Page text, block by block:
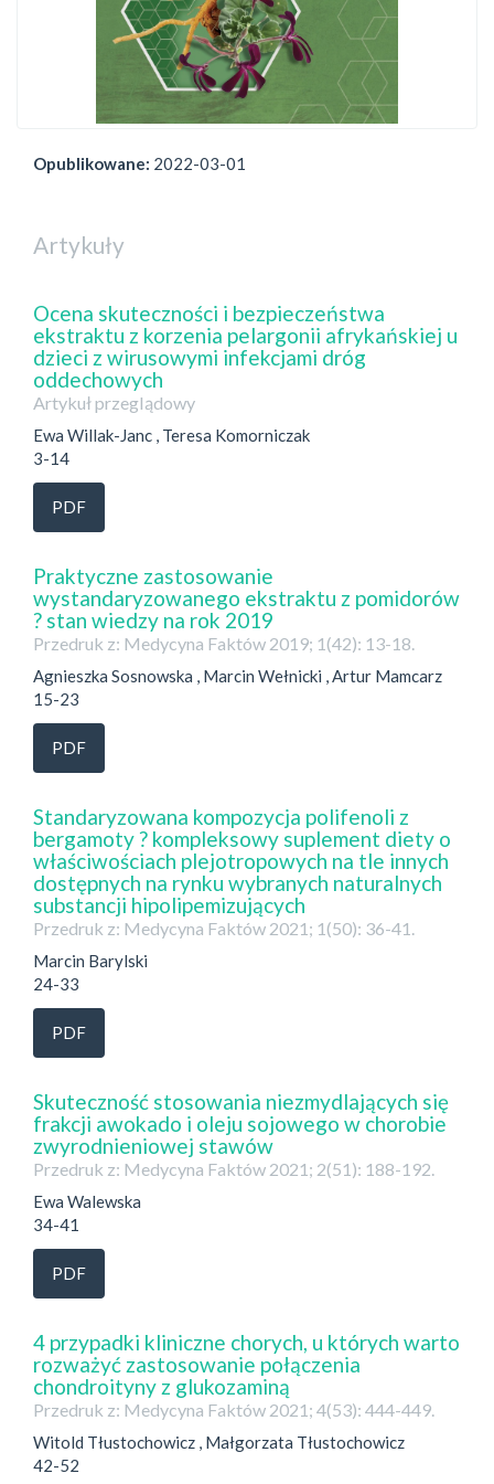
Opublikowane: 2022-03-01
Artykuły
Ocena skuteczności i bezpieczeństwa
ekstraktu z korzenia pelargonii afrykańskiej u
dzieci z wirusowymi infekcjami dróg
oddechowych
Artykuł przeglądowy
Ewa Willak-Janc , Teresa Komorniczak
3-14
PDF
Praktyczne zastosowanie
wystandaryzowanego ekstraktu z pomidorów
? stan wiedzy na rok 2019
Przedruk z: Medycyna Faktów 2019; 1(42): 13-18.
Agnieszka Sosnowska , Marcin Wełnicki , Artur Mamcarz
15-23
PDF
Standaryzowana kompozycja polifenoli z
bergamoty ? kompleksowy suplement diety o
właściwościach plejotropowych na tle innych
dostępnych na rynku wybranych naturalnych
substancji hipolipemizujących
Przedruk z: Medycyna Faktów 2021; 1(50): 36-41.
Marcin Barylski
24-33
PDF
Skuteczność stosowania niezmydlających się
frakcji awokado i oleju sojowego w chorobie
zwyrodnieniowej stawów
Przedruk z: Medycyna Faktów 2021; 2(51): 188-192.
Ewa Walewska
34-41
PDF
4 przypadki kliniczne chorych, u których warto
rozważyć zastosowanie połączenia
chondroityny z glukozaminą
Przedruk z: Medycyna Faktów 2021; 4(53): 444-449.
Witold Tłustochowicz , Małgorzata Tłustochowicz
42-52